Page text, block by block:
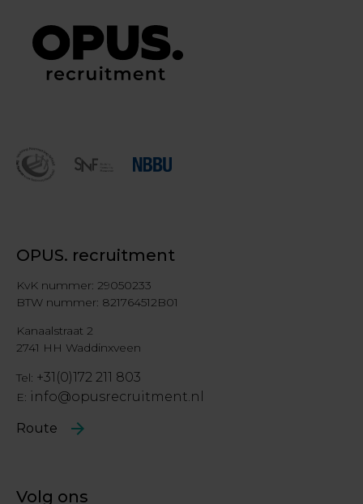
OPUS. recruitment
KvK nummer: 29050233
BTW nummer: 821764512B01
Kanaalstraat 2
2741 HH Waddinxveen
Tel: +31(0)172 211 803
E: info@opusrecruitment.nl
Route
Volg ons